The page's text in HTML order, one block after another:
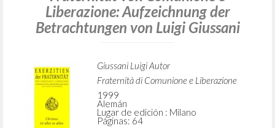
Liberazione: Aufzeichnung der
Betrachtungen von Luigi Giussani
Giussani Luigi Autor
Fraternità di Comunione e Liberazione
1999
Alemán
Lugar de edición : Milano
Páginas: 64